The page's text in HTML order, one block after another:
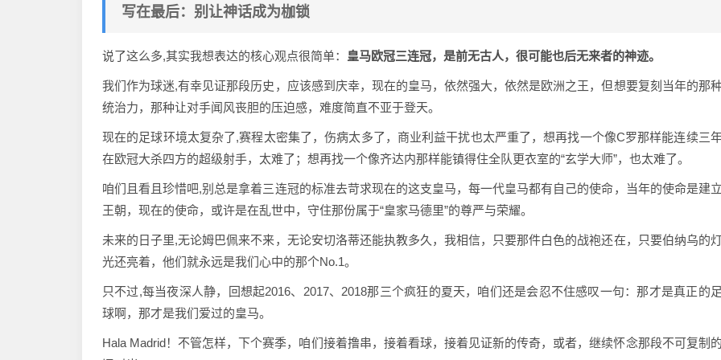
写在最后：别让神话成为枷锁
说了这么多,其实我想表达的核心观点很简单： 皇马欧冠三连冠，是前无古人，很可能也后无来者的神迹。
我们作为球迷,有幸见证那段历史，应该感到庆幸，现在的皇马，依然强大，依然是欧洲之王，但想要复刻当年的那种
统治力，那种让对手闻风丧胆的压迫感，难度简直不亚于登天。
现在的足球环境太复杂了,赛程太密集了，伤病太多了，商业利益干扰也太严重了，想再找一个像C罗那样能连续三
在欧冠大杀四方的超级射手，太难了；想再找一个像齐达内那样能镇得住全队更衣室的“玄学大师”，也太难了。
咱们且看且珍惜吧,别总是拿着三连冠的标准去苛求现在的这支皇马，每一代皇马都有自己的使命，当年的使命是建立
王朝，现在的使命，或许是在乱世中，守住那份属于“皇家马德里”的尊严与荣耀。
未来的日子里,无论姆巴佩来不来，无论安切洛蒂还能执教多久，我相信，只要那件白色的战袍还在，只要伯纳乌的
光还亮着，他们就永远是我们心中的那个No.1。
只不过,每当夜深人静，回想起2016、2017、2018那三个疯狂的夏天，咱们还是会忍不住感叹一句：那才是真正的足
球啊，那才是我们爱过的皇马。
Hala Madrid！不管怎样，下个赛季，咱们接着撸串，接着看球，接着见证新的传奇，或者，继续怀念那段不可复制的